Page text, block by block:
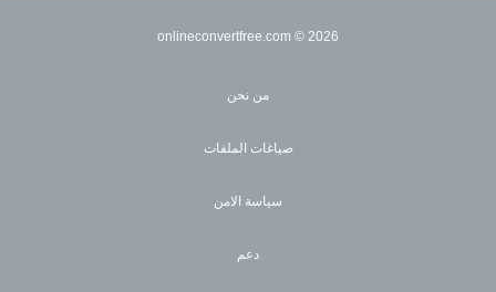
2026
© onlineconvertfree.com
من نحن
صياغات الملفات
سياسة الامن
دعم